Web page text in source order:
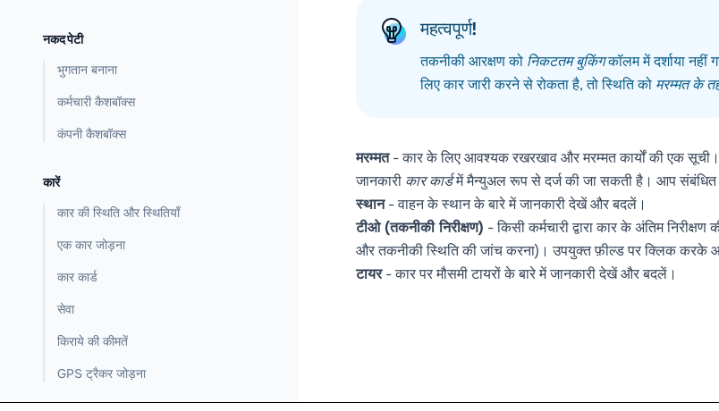
नकद पेटी
भुगतान बनाना
कर्मचारी कैशबॉक्स
कंपनी कैशबॉक्स
कारें
कार की स्थिति और स्थितियाँ
एक कार जोड़ना
कार कार्ड
सेवा
किराये की कीमतें
GPS ट्रैकर जोड़ना
महत्वपूर्ण!
तकनीकी आरक्षण को निकटतम बुकिंगकॉलम में दर्शाया
लिए कार जारी करने से रोकता है, तो स्थिति को मरम्मत के
मरम्मत- कार के लिए आवश्यक रखरखाव और मरम्मत कार्यों की एक
जानकारी कार कार्डमें मैन्युअल रूप से दर्ज की जा सकती है। आप संबंधित
स्थान- वाहन के स्थान के बारे में जानकारी देखें और बदलें।
टीओ (तकनीकी निरीक्षण) - किसी कर्मचारी द्वारा कार के अंतिम
और तकनीकी स्थिति की जांच करना)। उपयुक्त फ़ील्ड पर क्लिक करके
टायर- कार पर मौसमी टायरों के बारे में जानकारी देखें और बदलें।